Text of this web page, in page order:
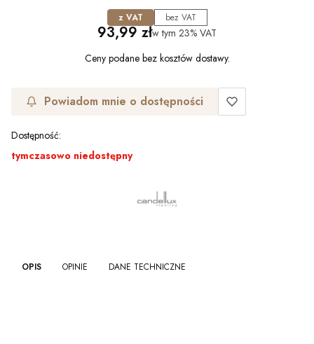
z VAT bez VAT
Cena
93,99 złw tym 23% VAT
Ceny podane bez kosztów dostawy.
Powiadom mnie o dostępności
Dostępność:
tymczasowo niedostępny
OPIS OPINIE DANE TECHNICZNE